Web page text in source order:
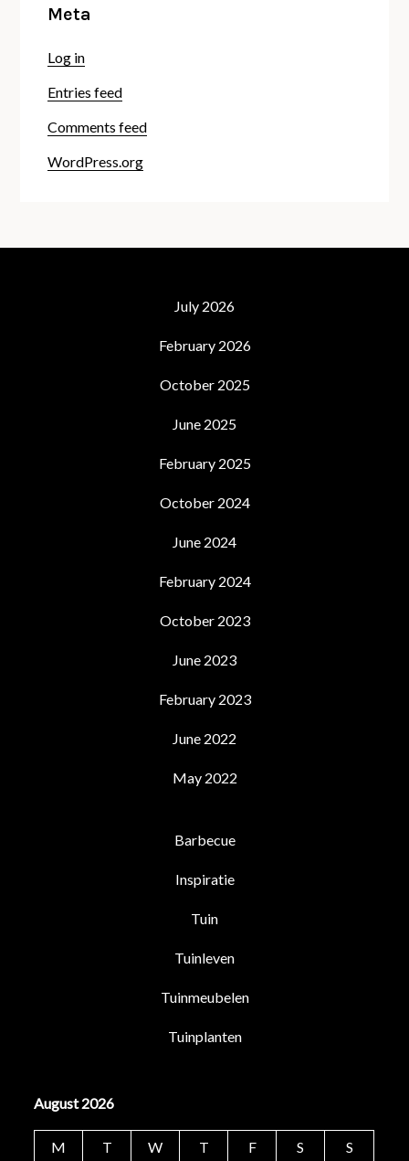
Meta
Log in
Entries feed
Comments feed
WordPress.org
July 2026
February 2026
October 2025
June 2025
February 2025
October 2024
June 2024
February 2024
October 2023
June 2023
February 2023
June 2022
May 2022
Barbecue
Inspiratie
Tuin
Tuinleven
Tuinmeubelen
Tuinplanten
August 2026
M T W T F S S